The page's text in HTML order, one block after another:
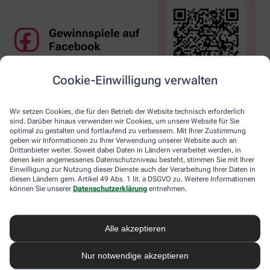
Cookie-Einwilligung verwalten
Wir setzen Cookies, die für den Betrieb der Website technisch erforderlich
sind. Darüber hinaus verwenden wir Cookies, um unsere Website für Sie
optimal zu gestalten und fortlaufend zu verbessern. Mit Ihrer Zustimmung
geben wir Informationen zu Ihrer Verwendung unserer Website auch an
Drittanbieter weiter. Soweit dabei Daten in Ländern verarbeitet werden, in
denen kein angemessenes Datenschutzniveau besteht, stimmen Sie mit Ihrer
Einwilligung zur Nutzung dieser Dienste auch der Verarbeitung Ihrer Daten in
diesen Ländern gem. Artikel 49 Abs. 1 lit. a DSGVO zu. Weitere Informationen
können Sie unserer Datenschutzerklärung entnehmen.
Alle akzeptieren
Nur notwendige akzeptieren